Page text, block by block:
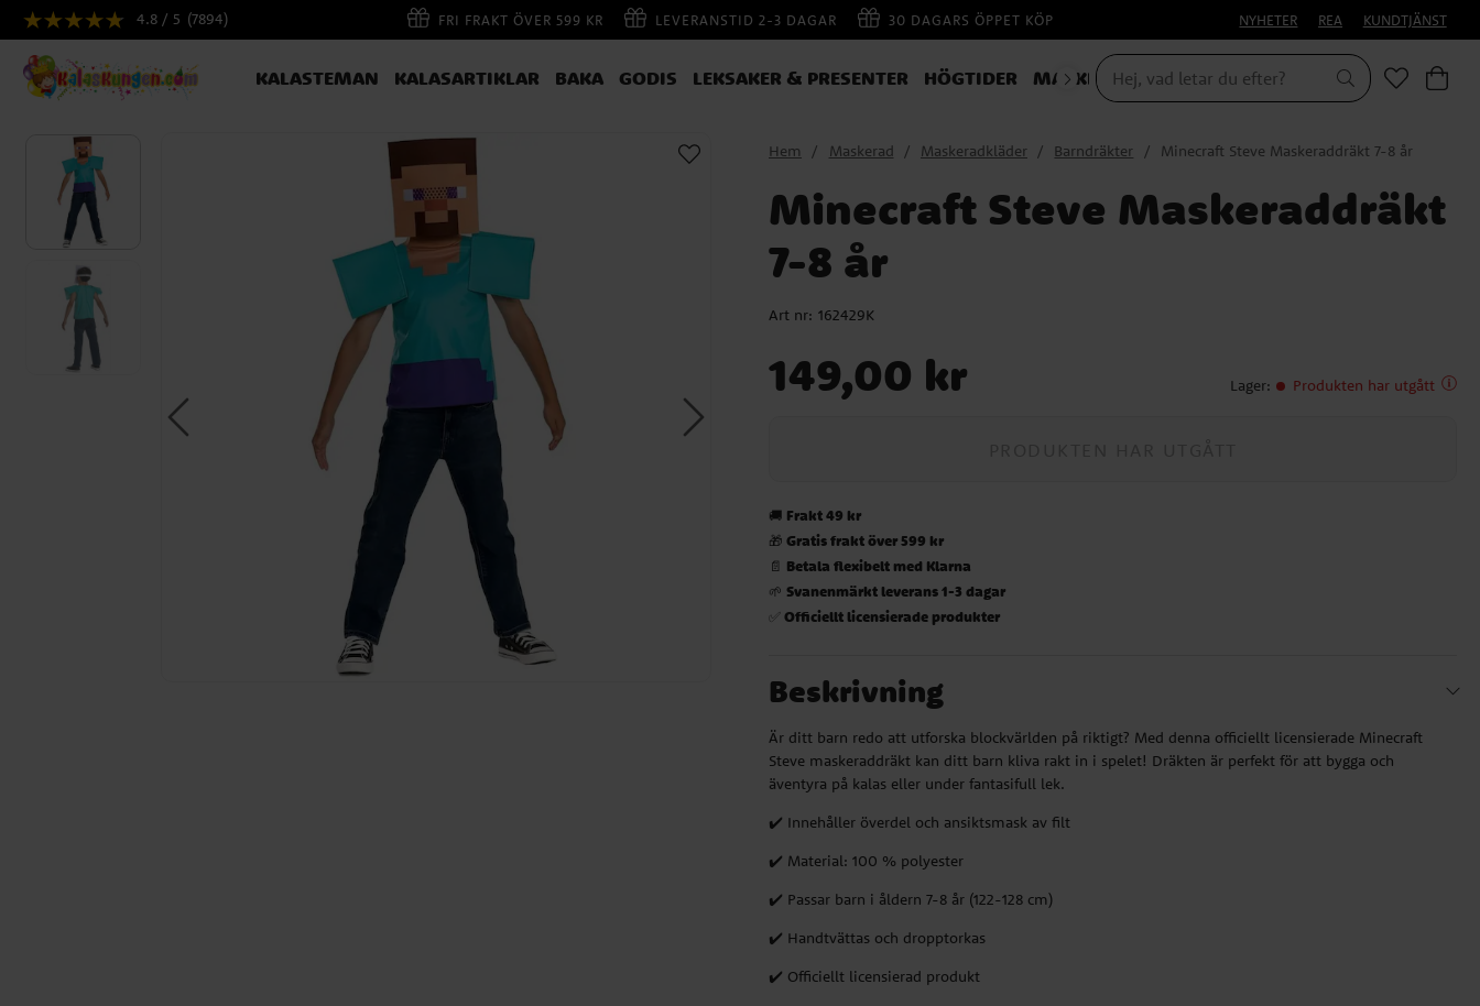
4.8 / 5 (7894) FRI FRAKT ÖVER 599 KR LEVERANSTID 2-3 DAGAR 30 DAGARS ÖPPET KÖP NYHETER REA KUNDTJÄNST
KALASTEMAN KALASARTIKLAR BAKA GODIS LEKSAKER & PRESENTER HÖGTIDER MASKERAD
Hem Maskerad Maskeradkläder Barndräkter Minecraft Steve Maskeraddräkt 7-8 år
Minecraft Steve Maskeraddräkt
7-8 år
Art nr: 162429K
149,00 kr Lager: Produkten har utgått
🚚 Frakt 49 kr
🎁Gratis frakt över 599 kr
📄 Betala flexibelt med Klarna
🌱Svanenmärkt leverans 1-3 dagar
✅Officiellt licensierade produkter
Beskrivning
Är ditt barn redo att utforska blockvärlden på riktigt? Med denna officiellt licensierade Minecraft
Steve maskeraddräkt kan ditt barn kliva rakt in i spelet! Dräkten är perfekt för att bygga och
äventyra på kalas eller under fantasifull lek.
✔️ Innehåller överdel och ansiktsmask av filt
✔️ Material: 100 % polyester
✔️ Passar barn i åldern 7-8 år (122-128 cm)
✔️ Handtvättas och dropptorkas
✔️ Officiellt licensierad produkt